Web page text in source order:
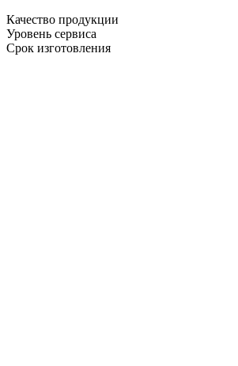
Качество продукции
Уровень сервиса
Срок изготовления